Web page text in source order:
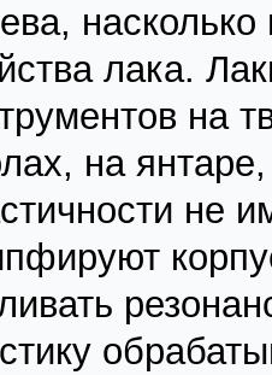
лака.
на
на
не